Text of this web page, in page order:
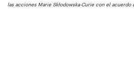
las acciones Marie Skłodowska-Curie con el acuerdo